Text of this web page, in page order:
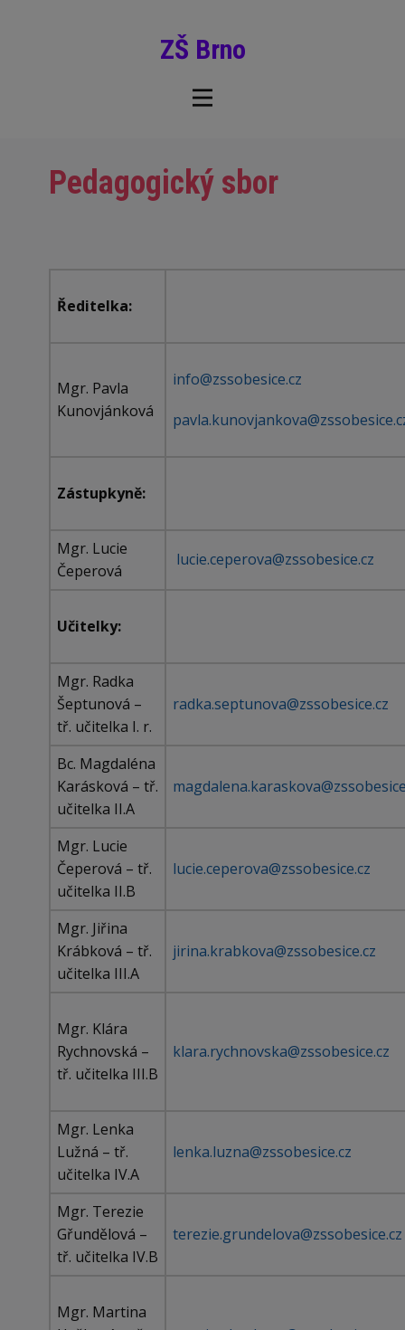
ZŠ Brno
Pedagogický sbor
Ředitelka:
Mgr. Pavla
Kunovjánková
info@zssobesice.cz
Zástupkyně:
Mgr. Lucie
Čeperová
lucie.ceperova@zssobesice.cz
Učitelky:
Mgr. Radka
Šeptunová –
tř. učitelka I. r.
radka.septunova@zssobesice.cz
Bc. Magdaléna
Karásková – tř.
učitelka II.A
Mgr. Lucie
Čeperová – tř.
učitelka II.B
lucie.ceperova@zssobesice.cz
Mgr. Jiřina
Krábková – tř.
učitelka III.A
jirina.krabkova@zssobesice.cz
Mgr. Klára
Rychnovská –
tř. učitelka III.B
klara.rychnovska@zssobesice.cz
Mgr. Lenka
Lužná – tř.
učitelka IV.A
lenka.luzna@zssobesice.cz
Mgr. Terezie
Gřundělová –
tř. učitelka IV.B
terezie.grundelova@zssobesice.cz
Mgr. Martina